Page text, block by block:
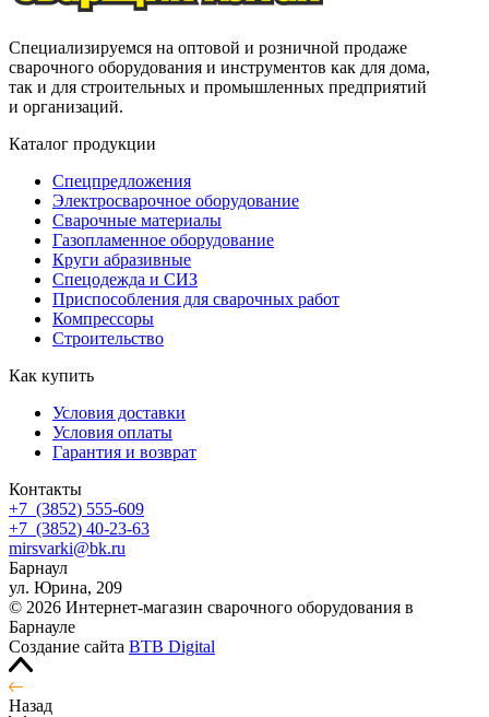
Специализируемся на оптовой и розничной продаже
сварочного оборудования и инструментов как для дома,
так и для строительных и промышленных предприятий
и организаций.
Каталог продукции
Спецпредложения
Электросварочное оборудование
Сварочные материалы
Газопламенное оборудование
Круги абразивные
Спецодежда и СИЗ
Приспособления для сварочных работ
Компрессоры
Строительство
Как купить
Условия доставки
Условия оплаты
Гарантия и возврат
Контакты
+7 (3852) 555-609
+7 (3852) 40-23-63
mirsvarki@bk.ru
Барнаул
ул. Юрина, 209
© 2026 Интернет-магазин сварочного оборудования в
Барнауле
Создание сайта BTB Digital
Назад